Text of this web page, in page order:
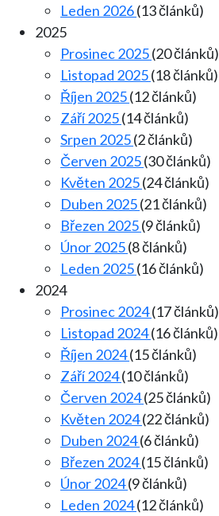
Leden 2026(13 článků)
2025
Prosinec 2025(20 článků)
Listopad 2025(18 článků)
Říjen 2025(12 článků)
Září 2025(14 článků)
Srpen 2025(2 článků)
Červen 2025(30 článků)
Květen 2025(24 článků)
Duben 2025(21 článků)
Březen 2025(9 článků)
Únor 2025(8 článků)
Leden 2025(16 článků)
2024
Prosinec 2024(17 článků)
Listopad 2024(16 článků)
Říjen 2024(15 článků)
Září 2024(10 článků)
Červen 2024(25 článků)
Květen 2024(22 článků)
Duben 2024(6 článků)
Březen 2024(15 článků)
Únor 2024(9 článků)
Leden 2024(12 článků)